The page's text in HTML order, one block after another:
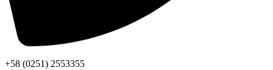
+58 (0251) 2553355